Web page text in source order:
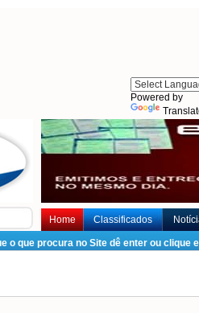
Powered by
Home Classificados
o que procura no Site dê enter ou clique